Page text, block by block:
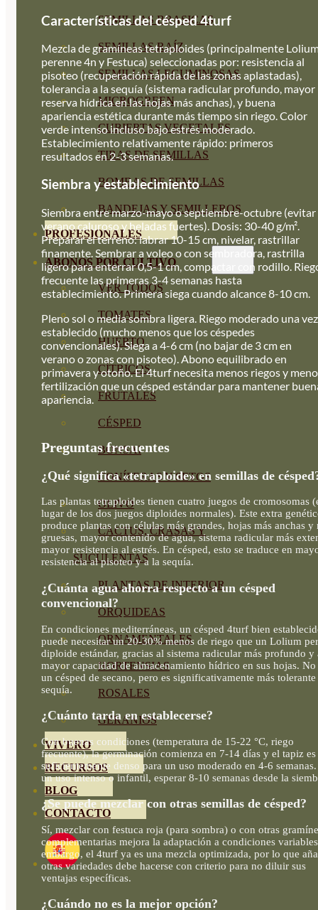
SEMILLAS BRASICAS
SEMILLAS RAÍZ
SEMILLAS LEGUMINOSAS
MICROGREEN
CUBIERTAS VEGETALES
TIRAS DE SEMILLAS
BOMBAS DE SEMILLAS
BANDEJAS Y SEMILLEROS
PROFESIONALES
ABONOS POR CULTIVO
VER TODOS
TOMATES
HUERTO
CÍTRICOS
FRUTALES
CÉSPED
BONSAI
CONÍFERAS Y SETOS
OLIVO
CACTUS, CRASAS Y
SUCULENTAS
PLANTAS DE INTERIOR
ORQUIDEAS
ORNAMENTALES
HORTENSIAS
ROSALES
GERANIOS
VIVERO
RECURSOS
BLOG
CONTACTO
Características del césped 4turf
Mezcla de gramíneas tetraploides (principalmente
perenne 4n y Festuca) seleccionadas por: resistencia al
pisoteo (recuperación rápida de las zonas aplastadas),
tolerancia a la sequía (sistema radicular profundo, mayor
reserva hídrica en las hojas más anchas), y buena
apariencia estética durante más tiempo sin riego. Color
verde intenso incluso bajo estrés moderado.
Establecimiento relativamente rápido: primeros
resultados en 2-3 semanas.
Siembra y establecimiento
Siembra entre marzo-mayo o septiembre-octubre (evitar
verano caluroso y heladas fuertes). Dosis: 30-40 g/m².
Preparar el terreno: labrar 10-15 cm, nivelar, rastrillar
finamente. Sembrar a voleo o con sembradora, rastrilla
ligero para enterrar 0,5-1 cm, compactar con rodillo.
frecuente las primeras 3-4 semanas hasta
establecimiento. Primera siega cuando alcance 8-10 cm.
Pleno sol o media sombra ligera. Riego moderado una vez
establecido (mucho menos que los céspedes
convencionales). Siega a 4-6 cm (no bajar de 3 cm en
verano o zonas con pisoteo). Abono equilibrado en
primavera y otoño. El 4turf necesita menos riegos y
fertilización que un césped estándar para mantener
apariencia.
Preguntas frecuentes
¿Qué significa «tetraploide» en semillas de
Las plantas tetraploides tienen cuatro juegos de cromosomas
lugar de los dos juegos diploides normales). Este extra
produce plantas con células más grandes, hojas más anchas y
gruesas, mayor contenido de agua, sistema radicular más
mayor resistencia al estrés. En césped, esto se traduce en
resistencia al pisoteo y a la sequía.
¿Cuánta agua ahorra respecto a un césped
convencional?
En condiciones mediterráneas, un césped 4turf bien
puede necesitar un 20-30% menos de riego que un Lolium
diploide estándar, gracias al sistema radicular más profundo y
mayor capacidad de almacenamiento hídrico en sus hojas. No
un césped de secano, pero es significativamente más tolerante
sequía.
¿Cuánto tarda en establecerse?
Con buenas condiciones (temperatura de 15-22 °C, riego
frecuente), la germinación comienza en 7-14 días y el tapiz es
suficientemente denso para un uso moderado en 4-6 semanas.
un uso intenso o infantil, esperar 8-10 semanas desde la
¿Se puede mezclar con otras semillas de césped?
Sí, mezclar con festuca roja (para sombra) o con otras
complementarias mejora la adaptación a condiciones
embargo, el 4turf ya es una mezcla optimizada, por lo que
otras variedades debe hacerse con criterio para no diluir sus
ventajas específicas.
¿Cuándo no es la mejor opción?